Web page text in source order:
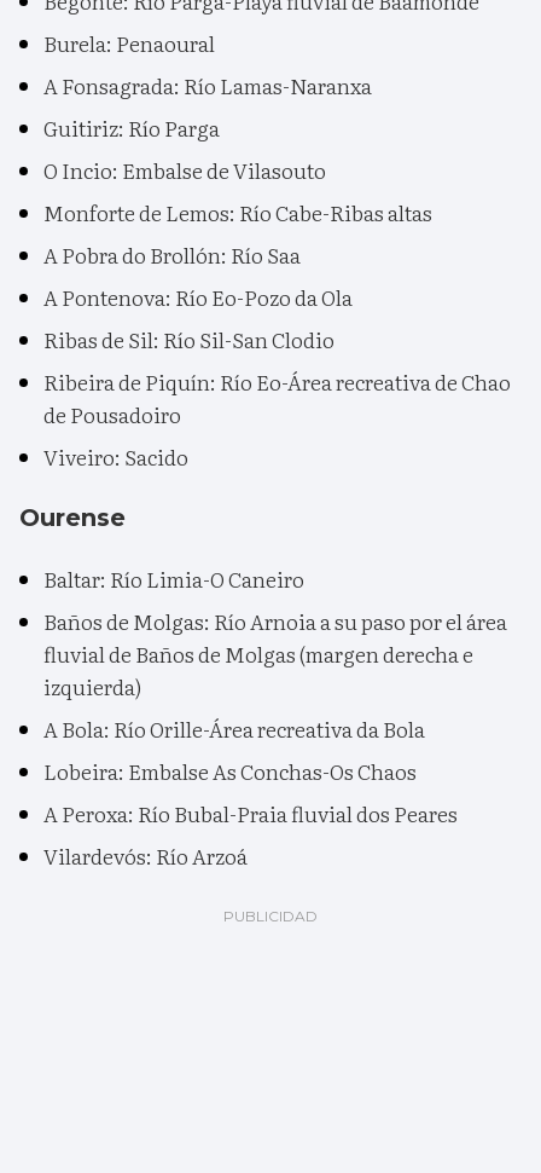
Burela: Penaoural
A Fonsagrada: Río Lamas-Naranxa
Guitiriz: Río Parga
O Incio: Embalse de Vilasouto
Monforte de Lemos: Río Cabe-Ribas altas
A Pobra do Brollón: Río Saa
A Pontenova: Río Eo-Pozo da Ola
Ribas de Sil: Río Sil-San Clodio
Ribeira de Piquín: Río Eo-Área recreativa de Chao
de Pousadoiro
Viveiro: Sacido
Ourense
Baltar: Río Limia-O Caneiro
Baños de Molgas: Río Arnoia a su paso por el área
fluvial de Baños de Molgas (margen derecha e
izquierda)
A Bola: Río Orille-Área recreativa da Bola
Lobeira: Embalse As Conchas-Os Chaos
A Peroxa: Río Bubal-Praia fluvial dos Peares
Vilardevós: Río Arzoá